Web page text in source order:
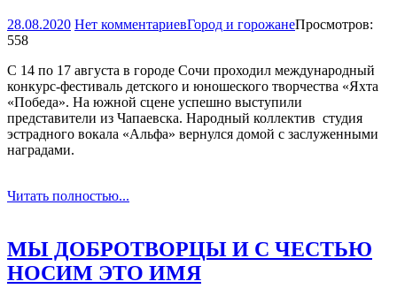
28.08.2020 Нет комментариевГород и горожанеПросмотров:
558
С 14 по 17 августа в городе Сочи проходил международный
конкурс-­фестиваль детского и юношеского творчества «Яхта
«Победа». На южной сцене успешно выступили
представители из Чапаевска. Народный коллектив ­ студия
эстрадного вокала «Альфа» вернулся домой с заслуженными
наградами.
Читать полностью...
МЫ ДОБРОТВОРЦЫ И С ЧЕСТЬЮ
НОСИМ ЭТО ИМЯ